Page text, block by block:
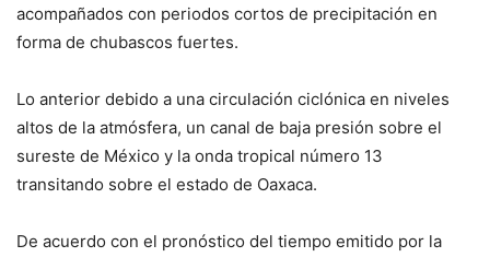
acompañados con periodos cortos de precipitación en
forma de chubascos fuertes.
Lo anterior debido a una circulación ciclónica en niveles
altos de la atmósfera, un canal de baja presión sobre el
sureste de México y la onda tropical número 13
transitando sobre el estado de Oaxaca.
De acuerdo con el pronóstico del tiempo emitido por la